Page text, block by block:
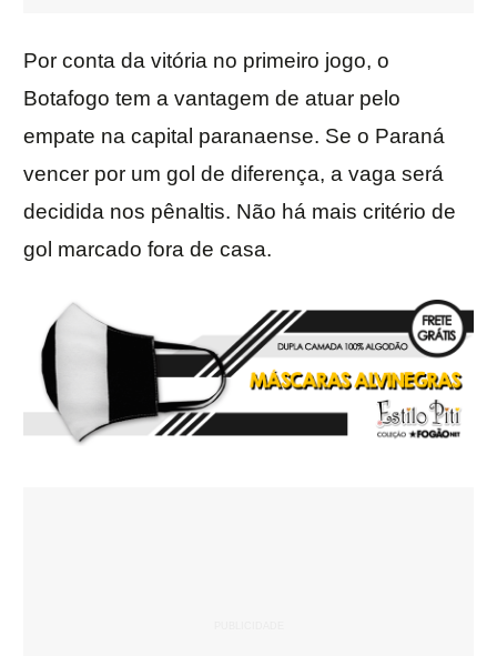
Por conta da vitória no primeiro jogo, o
Botafogo tem a vantagem de atuar pelo
empate na capital paranaense. Se o Paraná
vencer por um gol de diferença, a vaga será
decidida nos pênaltis. Não há mais critério de
gol marcado fora de casa.